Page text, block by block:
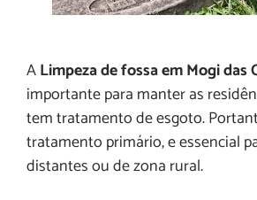
ALimpeza de fossa em Mogi das
importante para manter as
tem tratamento de esgoto.
tratamento primário, e essencial
distantes ou de zona rural.